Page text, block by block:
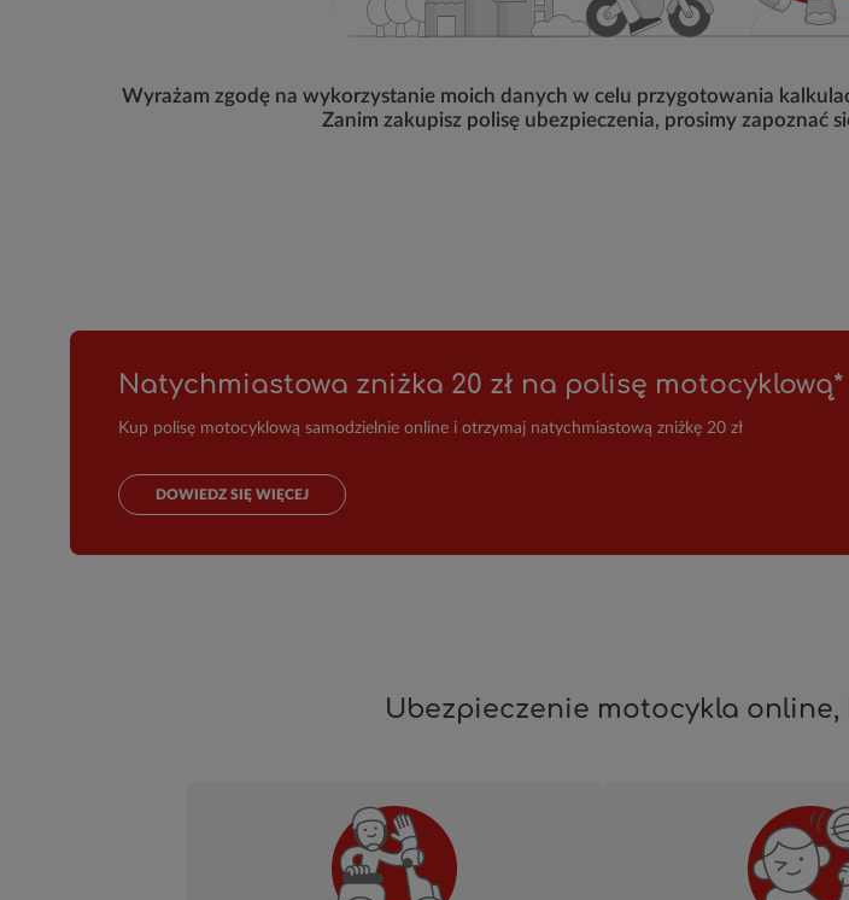
Wyrażam zgodę na wykorzystanie moich danych w celu przygotowania
Zanim zakupisz polisę ubezpieczenia, prosimy zapoznać
Natychmiastowa zniżka 20 zł na polisę motocyklową*
Kup polisę motocyklową samodzielnie online i otrzymaj natychmiastową zniżkę 20 zł
DOWIEDZ SIĘ WIĘCEJ
Ubezpieczenie motocykla